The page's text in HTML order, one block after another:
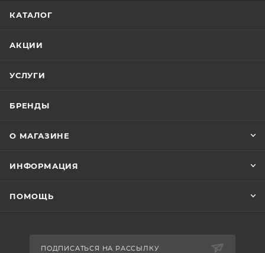
КАТАЛОГ
АКЦИИ
УСЛУГИ
БРЕНДЫ
О МАГАЗИНЕ
ИНФОРМАЦИЯ
ПОМОЩЬ
ПОДПИСАТЬСЯ НА РАССЫЛКУ